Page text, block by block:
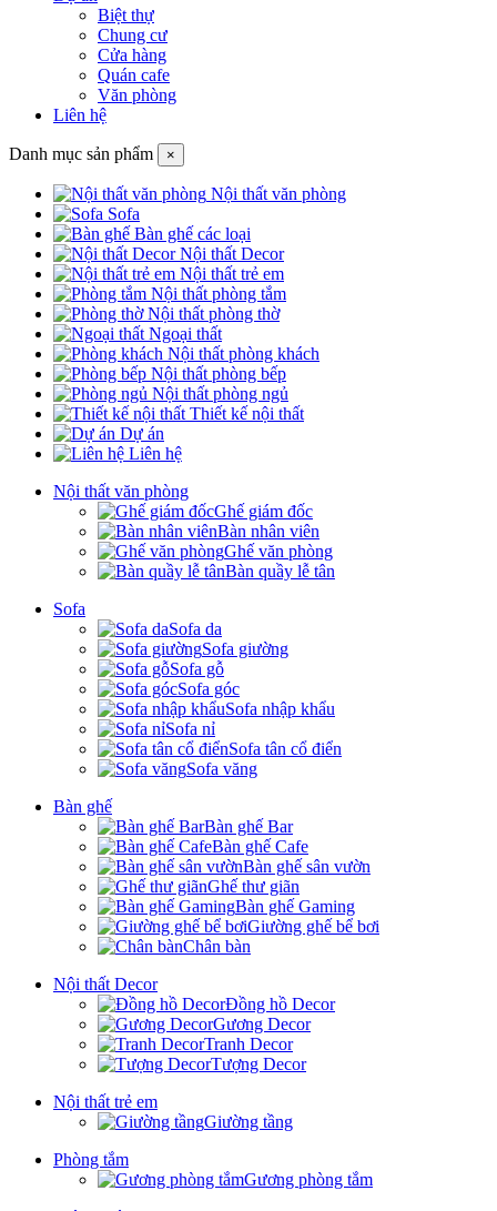
Biệt thự
Chung cư
Cửa hàng
Quán cafe
Văn phòng
Liên hệ
Danh mục sản phẩm ×
Nội thất văn phòng
Sofa
Bàn ghế các loại
Nội thất Decor
Nội thất trẻ em
Nội thất phòng tắm
Nội thất phòng thờ
Ngoại thất
Nội thất phòng khách
Nội thất phòng bếp
Nội thất phòng ngủ
Thiết kế nội thất
Dự án
Liên hệ
Nội thất văn phòng
Ghế giám đốc
Bàn nhân viên
Ghế văn phòng
Bàn quầy lễ tân
Sofa
Sofa da
Sofa giường
Sofa gỗ
Sofa góc
Sofa nhập khẩu
Sofa nỉ
Sofa tân cổ điển
Sofa văng
Bàn ghế
Bàn ghế Bar
Bàn ghế Cafe
Bàn ghế sân vườn
Ghế thư giãn
Bàn ghế Gaming
Giường ghế bể bơi
Chân bàn
Nội thất Decor
Đồng hồ Decor
Gương Decor
Tranh Decor
Tượng Decor
Nội thất trẻ em
Giường tầng
Phòng tắm
Gương phòng tắm